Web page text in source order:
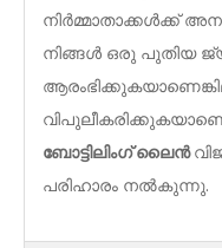
നിർമ്മാതാക്കൾക്ക്
നിങ്ങൾ ഒരു പുതിയ
ബോട്ടിലിംഗ് ലൈൻ
പരിഹാരം നൽകുന്നു.